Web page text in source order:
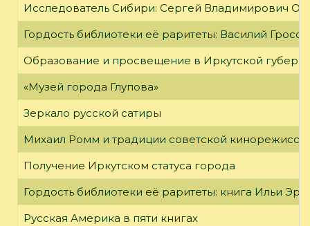
Исследователь Сибири: Сергей Владимирович
Гордость библиотеки её раритеты: Василий
Образование и просвещение в Иркутской
«Музей города Глупова»
Зеркало русской сатиры
Михаил Ромм и традиции советской
Получение Иркутском статуса города
Гордость библиотеки её раритеты: книга Ильи
Русская Америка в пяти книгах